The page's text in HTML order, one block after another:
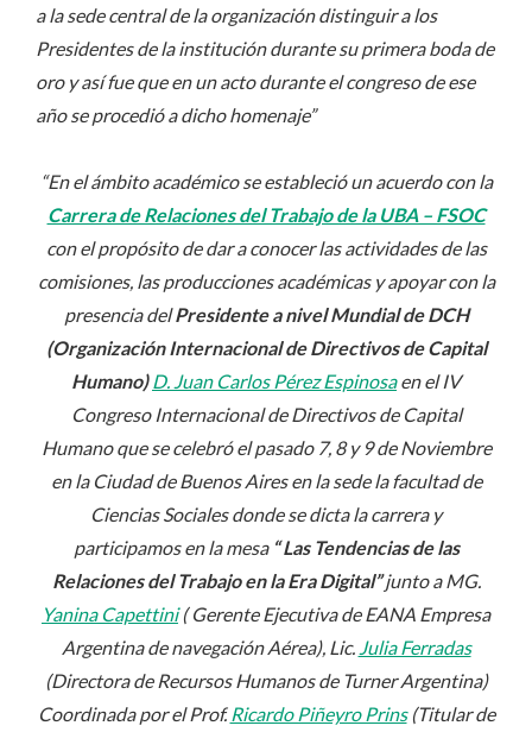
a la sede central de la organización distinguir a los
Presidentes de la institución durante su primera boda de
oro y así fue que en un acto durante el congreso de ese
año se procedió a dicho homenaje”
“En el ámbito académico se estableció un acuerdo con la
Carrera de Relaciones del Trabajo de la UBA – FSOC
con el propósito de dar a conocer las actividades de las
comisiones, las producciones académicas y apoyar con la
presencia delPresidente a nivel Mundial de DCH
(Organización Internacional de Directivos de Capital
Humano) D. Juan Carlos Pérez Espinosaen el IV
Congreso Internacional de Directivos de Capital
Humano que se celebró el pasado 7, 8 y 9 de Noviembre
en la Ciudad de Buenos Aires en la sede la facultad de
Ciencias Sociales donde se dicta la carrera y
participamos en la mesa “ Las Tendencias de las
Relaciones del Trabajo en la Era Digital”junto a MG.
Yanina Capettini( Gerente Ejecutiva de EANA Empresa
Argentina de navegación Aérea), Lic. Julia Ferradas
(Directora de Recursos Humanos de Turner Argentina)
Coordinada por el Prof. Ricardo Piñeyro Prins(Titular de